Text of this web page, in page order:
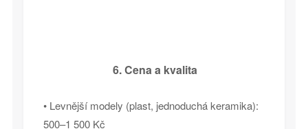
6. Cena a kvalita
• Levnější modely (plast, jednoduchá keramika):
500–1 500 Kč